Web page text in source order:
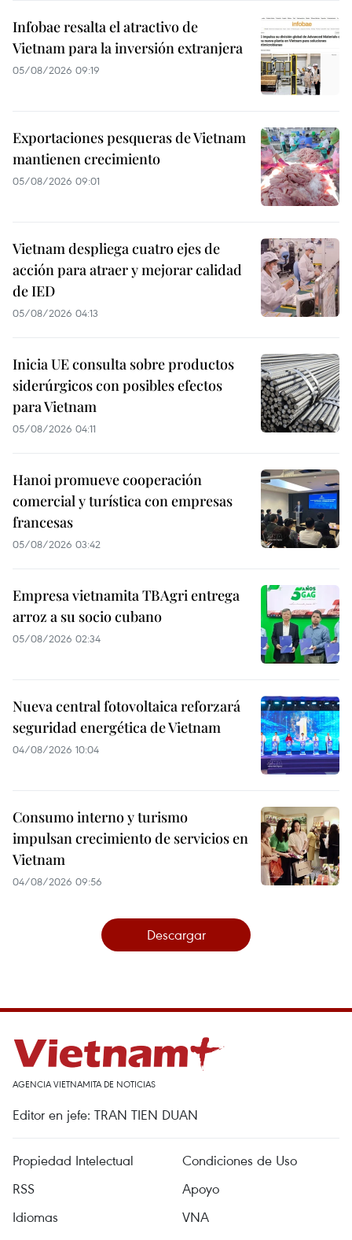
Infobae resalta el atractivo de
Vietnam para la inversión extranjera
05/08/2026 09:19
Exportaciones pesqueras de Vietnam
mantienen crecimiento
05/08/2026 09:01
Vietnam despliega cuatro ejes de
acción para atraer y mejorar calidad
de IED
05/08/2026 04:13
Inicia UE consulta sobre productos
siderúrgicos con posibles efectos
para Vietnam
05/08/2026 04:11
Hanoi promueve cooperación
comercial y turística con empresas
francesas
05/08/2026 03:42
Empresa vietnamita TBAgri entrega
arroz a su socio cubano
05/08/2026 02:34
Nueva central fotovoltaica reforzará
seguridad energética de Vietnam
04/08/2026 10:04
Consumo interno y turismo
impulsan crecimiento de servicios en
Vietnam
04/08/2026 09:56
Descargar
AGENCIA VIETNAMITA DE NOTICIAS
Editor en jefe: TRAN TIEN DUAN
Propiedad Intelectual
Condiciones de Uso
RSS
Apoyo
Idiomas
VNA